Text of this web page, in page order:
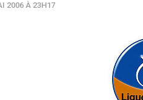
2006 À 23H17